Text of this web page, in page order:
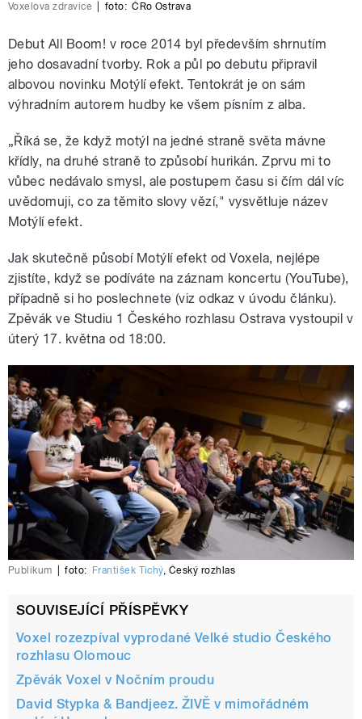
Voxelova zdravice foto: ČRo Ostrava
Debut All Boom! v roce 2014 byl především shrnutím
jeho dosavadní tvorby. Rok a půl po debutu připravil
albovou novinku Motýlí efekt. Tentokrát je on sám
výhradním autorem hudby ke všem písním z alba.
„Říká se, že když motýl na jedné straně světa mávne
křídly, na druhé straně to způsobí hurikán. Zprvu mi to
vůbec nedávalo smysl, ale postupem času si čím dál víc
uvědomuji, co za těmito slovy vězí," vysvětluje název
Motýlí efekt.
Jak skutečně působí Motýlí efekt od Voxela, nejlépe
zjistíte, když se podíváte na záznam koncertu (YouTube),
případně si ho poslechnete (viz odkaz v úvodu článku).
Zpěvák ve Studiu 1 Českého rozhlasu Ostrava vystoupil v
úterý 17. května od 18:00.
Publikum foto: František Tichý, Český rozhlas
SOUVISEJÍCÍ PŘÍSPĚVKY
Voxel rozezpíval vyprodané Velké studio Českého
rozhlasu Olomouc
Zpěvák Voxel v Nočním proudu
David Stypka & Bandjeez. ŽIVĚ v mimořádném